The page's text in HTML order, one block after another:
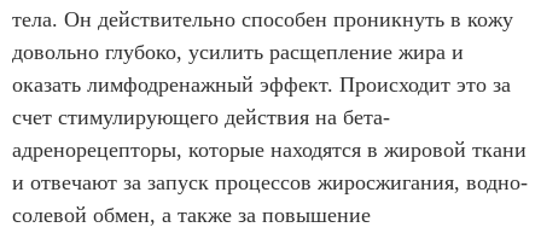
тела. Он действительно способен проникнуть в кожу
довольно глубоко, усилить расщепление жира и
оказать лимфодренажный эффект. Происходит это за
счет стимулирующего действия на бета-
адренорецепторы, которые находятся в жировой ткани
и отвечают за запуск процессов жиросжигания, водно-
солевой обмен, а также за повышение